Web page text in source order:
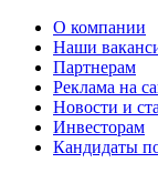
О компании
Наши
Партнерам
Реклама на
Новости и
Инвесторам
Кандидаты